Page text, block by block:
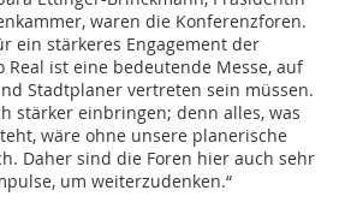
waren die Konferenzforen.
ein stärkeres Engagement der
Real ist eine bedeutende Messe, auf
Stadtplaner vertreten sein müssen.
stärker einbringen; denn alles, was
wäre ohne unsere planerische
Daher sind die Foren hier auch sehr
um weiterzudenken.“